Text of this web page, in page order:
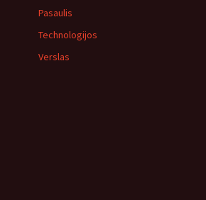
Pasaulis
Technologijos
Verslas